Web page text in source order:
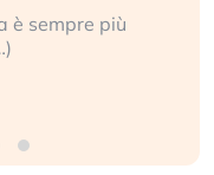
è sempre più